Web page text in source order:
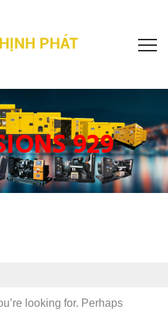
929
looking for. Perhaps